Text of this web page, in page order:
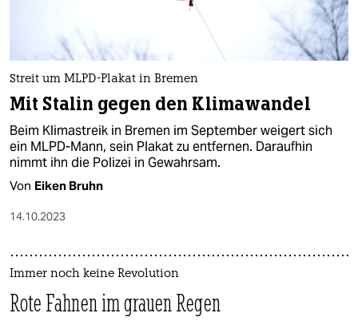
Streit um MLPD-Plakat in Bremen
Mit Stalin gegen den Klimawandel
Beim Klimastreik in Bremen im September weigert sich
ein MLPD-Mann, sein Plakat zu entfernen. Daraufhin
nimmt ihn die Polizei in Gewahrsam.
Von Eiken Bruhn
14.10.2023
Immer noch keine Revolution
Rote Fahnen im grauen Regen